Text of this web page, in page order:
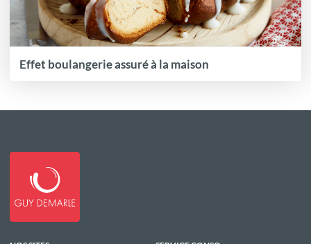
Effet boulangerie assuré à la maison